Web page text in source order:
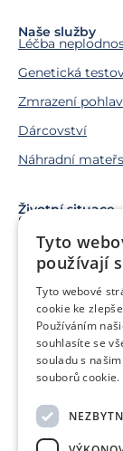
Naše služby
Léčba
Genetická
Zmrazení
Dárcovství
Náhradní
Životní situace
Snažíme se o
Chci miminko
Jsem v
Chci pomoct
Klientská zóna
Slovníček
Často kladené
Tyto
používají
Tyto webové
cookie ke
Používáním
souhlasíte se
souladu s
souborů cookie.